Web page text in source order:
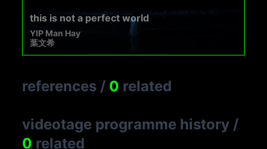
this is not a perfect world
YIP Man Hay
葉文希
references / 0 related
videotage programme history /
0 related